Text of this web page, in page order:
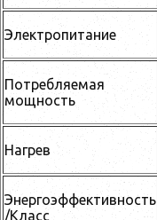
Электропитание
Потребляемая
мощность
Нагрев
Энергоэффективность
/Класс